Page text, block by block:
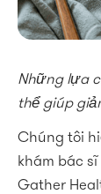
Những lựa
thể giúp
Chúng tôi
khám bác
Gather